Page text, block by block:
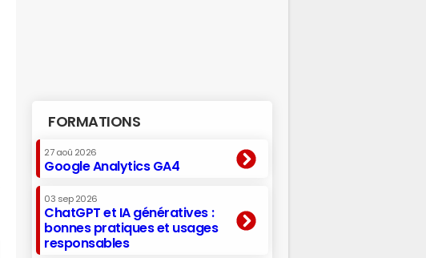
FORMATIONS
27 aoû 2026
Google Analytics GA4
03 sep 2026
ChatGPT et IA génératives :
bonnes pratiques et usages
responsables